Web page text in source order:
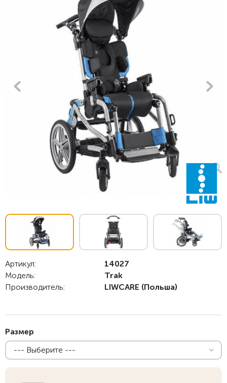
Артикул:
14027
Модель:
Trak
Производитель:
LIWCARE (Польша)
Размер
--- Выберите ---